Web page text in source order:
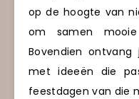
op de hoogte van
om samen
Bovendien
met ideeën die
feestdagen van die